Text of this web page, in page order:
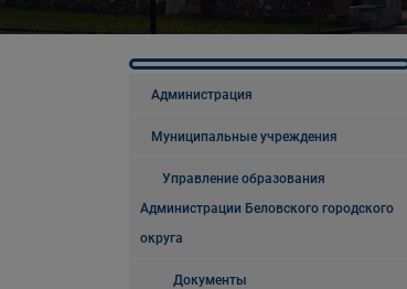
Администрация
Муниципальные учреждения
Управление образования
Администрации Беловского городского
округа
Документы